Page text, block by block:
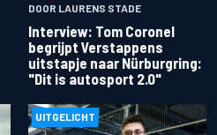
DOOR LAURENS STADE
Interview: Tom Coronel
begrijpt Verstappens
uitstapje naar Nürburgring:
"Dit is autosport 2.0"
UITGELICHT